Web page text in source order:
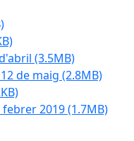
(3.5MB)
de maig (2.8MB)
2019(1.7MB)